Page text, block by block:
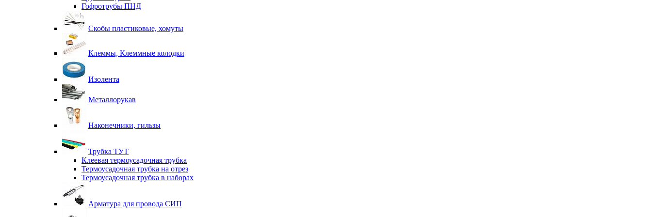
Гофротрубы ПНД
Скобы пластиковые, хомуты
Клеммы, Клеммные колодки
Изолента
Металлорукав
Наконечники, гильзы
Трубка ТУТ
Клеевая термоусадочная трубка
Термоусадочная трубка на отрез
Термоусадочная трубка в наборах
Арматура для провода СИП